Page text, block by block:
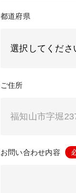
都道府県
ご住所
お問い合わせ内容